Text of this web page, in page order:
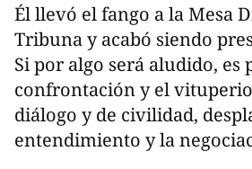
Él llevó el fango a la Mesa
Tribuna y acabó siendo
Si por algo será aludido, es
confrontación y el
diálogo y de civilidad,
entendimiento y la